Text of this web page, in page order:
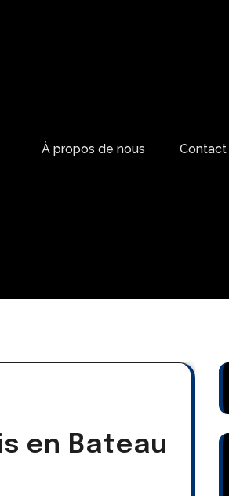
À propos de nous Contact
en Bateau